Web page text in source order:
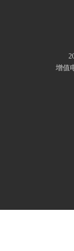
增值